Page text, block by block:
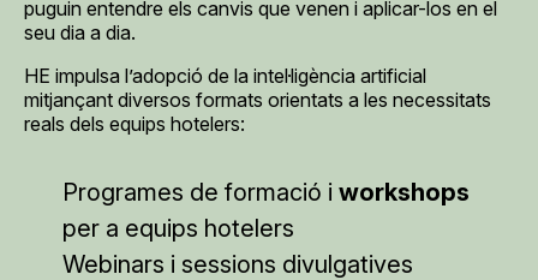
puguin entendre els canvis que venen i aplicar-los en el
seu dia a dia.
HE impulsa l’adopció de la intel·ligència artificial
mitjançant diversos formats orientats a les necessitats
reals dels equips hotelers:
Programes de formació i workshops
per a equips hotelers
Webinars i sessions divulgatives